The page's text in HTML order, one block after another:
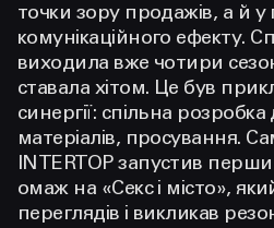
точки зору продажів, а й у
комунікаційного ефекту.
виходила вже чотири
ставала хітом. Це був
синергії: спільна
матеріалів, просування.
INTERTOP запустив
омаж на «Секс і місто»,
переглядів і викликав